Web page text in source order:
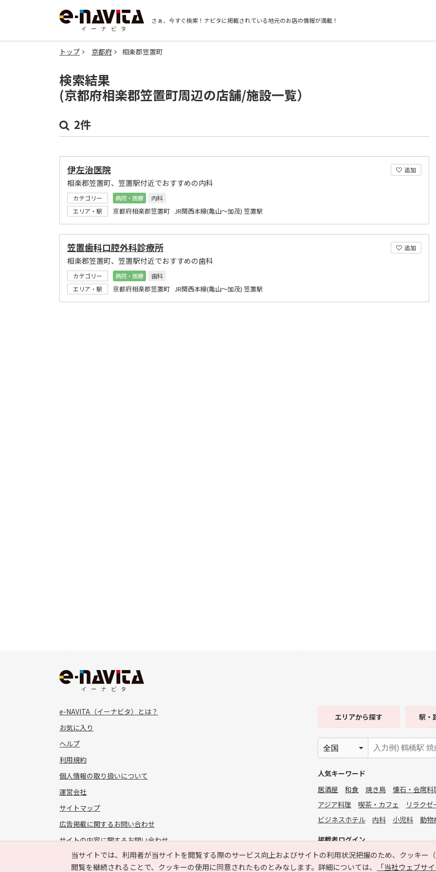
さぁ、今すぐ検索！ ナビタに掲載されている地元のお店の情報が満載！
トップ 京都府 相楽郡笠置町
検索結果
(京都府相楽郡笠置町周辺の店舗/施設一覧）
2件
追加
伊左治医院
相楽郡笠置町、笠置駅付近でおすすめの内科
カテゴリー 病院・医療
内科
エリア・駅
京都府相楽郡笠置町 JR関西本線(亀山～加茂) 笠置駅
追加
笠置歯科口腔外科診療所
相楽郡笠置町、笠置駅付近でおすすめの歯科
カテゴリー 病院・医療
歯科
エリア・駅
京都府相楽郡笠置町 JR関西本線(亀山～加茂) 笠置駅
当サイトでは、利用者が当サイトを閲覧する際のサービス向上およびサイトの利用状況把握のため、クッキー
閲覧を継続されることで、クッキーの使用に同意されたものとみなします。詳細については、
「当社ウェブサ
e-NAVITA（イーナビタ）とは？
お気に入り
ヘルプ
利用規約
個人情報の取り扱いについて
運営会社
サイトマップ
広告掲載に関するお問い合わせ
サイトの内容に関するお問い合わせ
エリアから探す 駅・
人気キーワード
居酒屋
和食 焼き鳥 懐石・会席料
アジア料理
喫茶・カフェ リラクゼ
ビジネスホテル
内科 小児科 動物
掲載者ログイン
FOLLOW US!